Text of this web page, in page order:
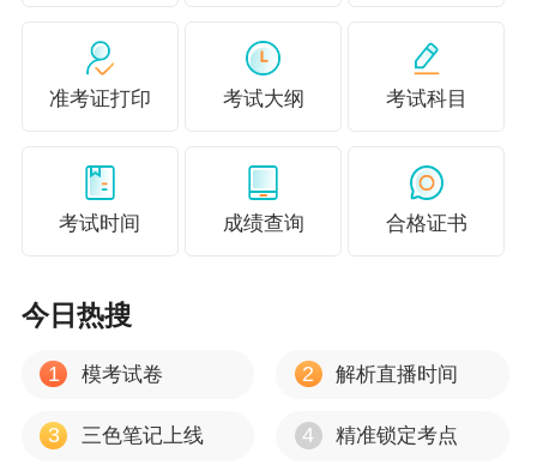
《公司战略与风险管理》
综合性较强，需要考生对教材有
深刻的理解，并建立起框架进行理解记忆，而且最近几年
100-150
2026年注会考试交费时间：2026年6月15日-6月30日(早8:00-
晚8:00)。请在规定时间内完成注会交费，错过交费时间，
准考证打印 考试大纲 考试科目
考试时间 成绩查询 合格证书
今日热搜
1 模考试卷 2 解析直播时间
3 三色笔记上线 4 精准锁定考点